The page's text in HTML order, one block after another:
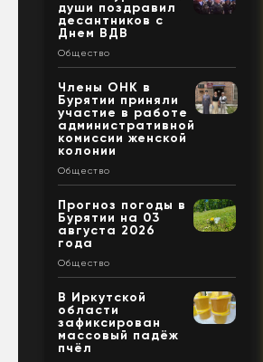
души поздравил
десантников с
Днем ВДВ
Общество
Члены ОНК в
Бурятии приняли
участие в работе
административной
комиссии женской
колонии
Общество
Прогноз погоды в
Бурятии на 03
августа 2026
года
Общество
В Иркутской
области
зафиксирован
массовый падёж
пчёл